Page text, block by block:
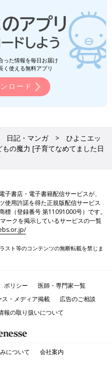
った情報を毎日お届け
く使える無料アプリ
ロード
日記・マンガ
ひよこエッ
の魔力 [子育てなめてました日
子書店・電子書籍配信サービスが、
使用許諾を得た正規版配信サービス
標（登録番号 第11091000号）です。
ークを掲示しているサービスの一覧
スト等のコンテンツの無断転載を禁じま
ポリシー
医師・専門家一覧
・メディア掲載
広告のご相談
報の取り扱いについて
について 会社案内